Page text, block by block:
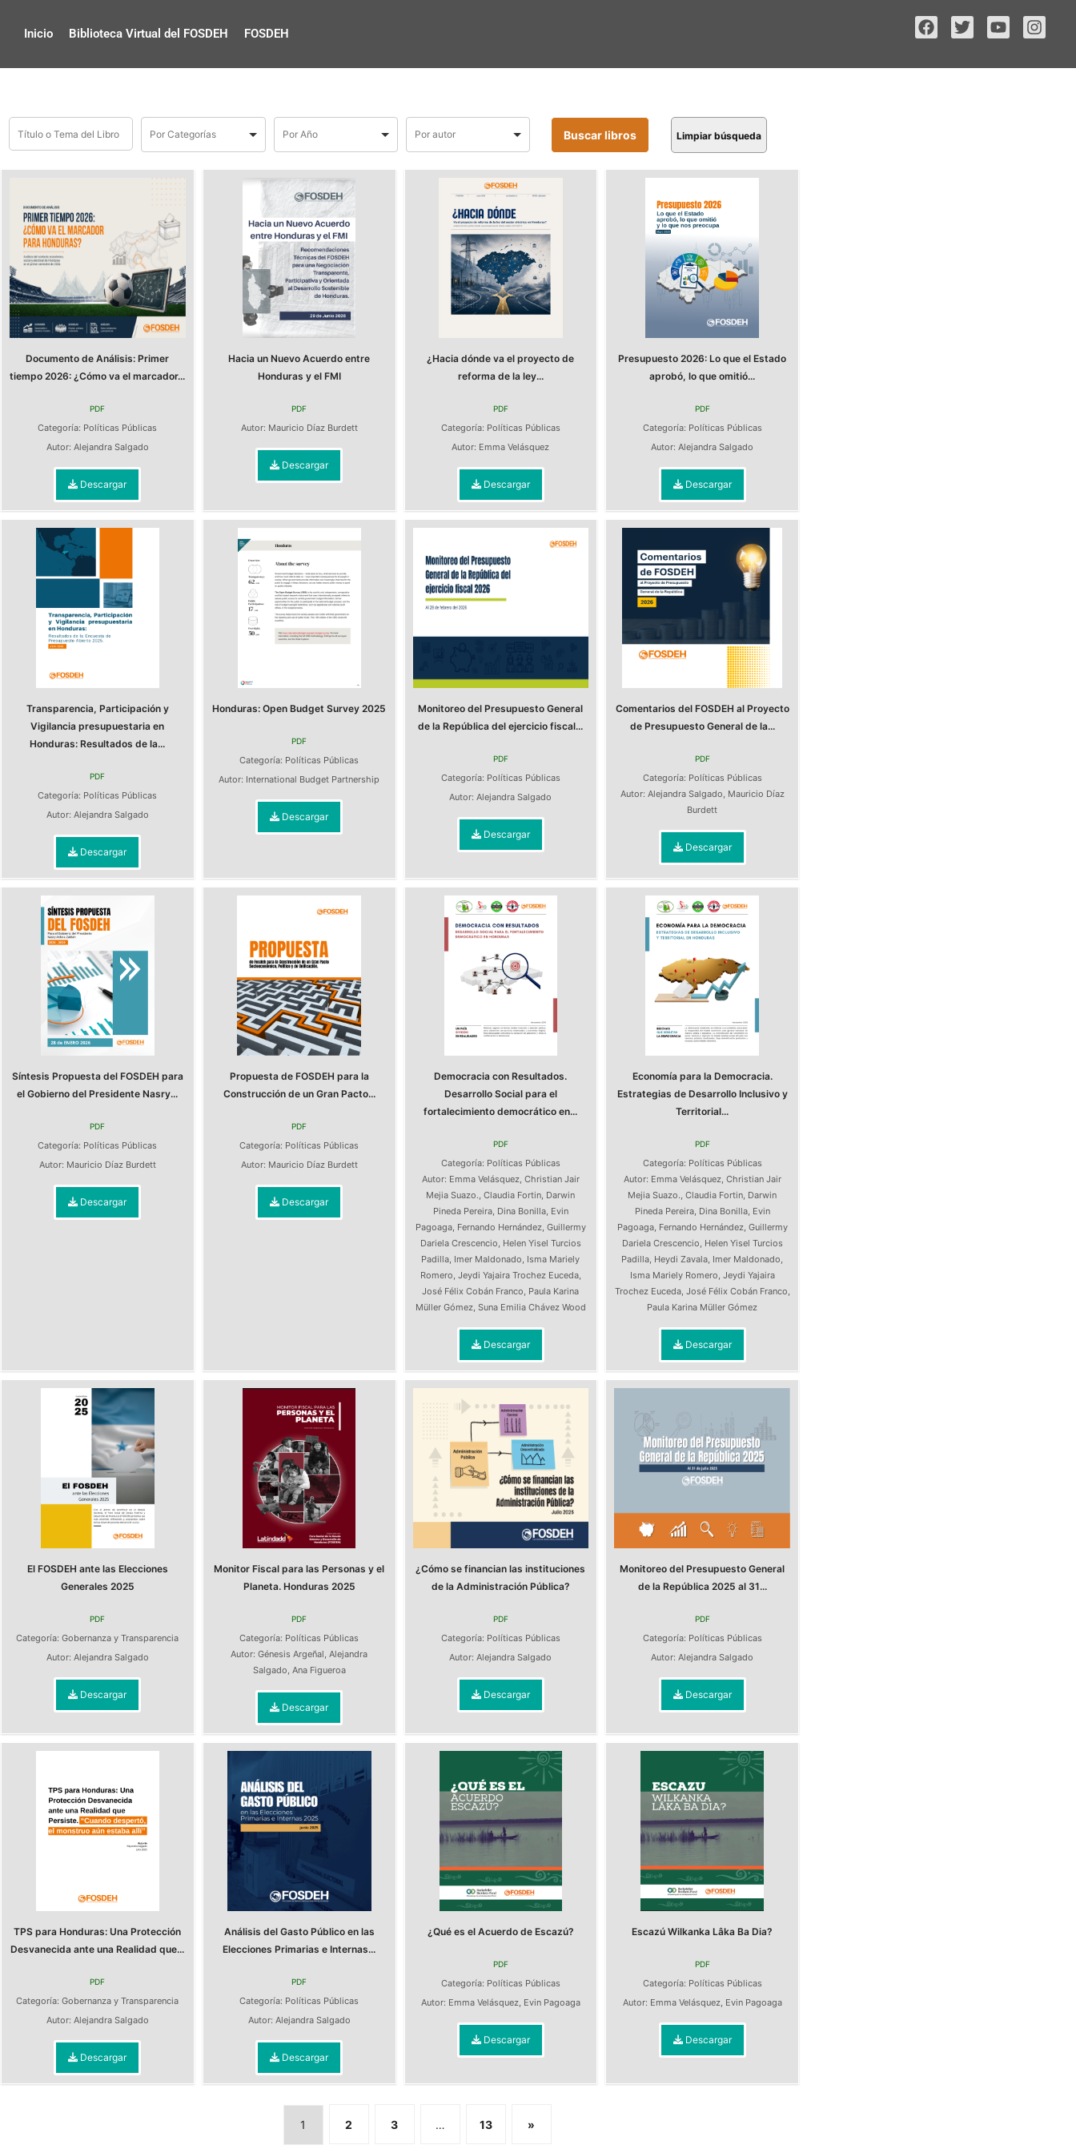
Inicio Biblioteca Virtual del FOSDEH FOSDEH
Limpiar búsqueda
Documento de Análisis: Primer
tiempo 2026: ¿Cómo va el marcador...
PDF
Categoría: Políticas Públicas
Autor: Alejandra Salgado
Descargar
Hacia un Nuevo Acuerdo entre
Honduras y el FMI
PDF
Autor: Mauricio Díaz Burdett
Descargar
¿Hacia dónde va el proyecto de
reforma de la ley...
PDF
Categoría: Políticas Públicas
Autor: Emma Velásquez
Descargar
Presupuesto 2026: Lo que el Estado
aprobó, lo que omitió...
PDF
Categoría: Políticas Públicas
Autor:Alejandra Salgado
Descargar
Transparencia, Participación y
Vigilancia presupuestaria en
Honduras: Resultados de la...
PDF
Categoría: Políticas Públicas
Autor: Alejandra Salgado
Descargar
Honduras: Open Budget Survey 2025
PDF
Categoría: Políticas Públicas
Autor: International Budget Partnership
Descargar
Monitoreo del Presupuesto General
de la República del ejercicio fiscal...
PDF
Categoría: Políticas Públicas
Autor:Alejandra Salgado
Descargar
Comentarios del FOSDEH al Proyecto
de Presupuesto General de la...
PDF
Categoría: Políticas Públicas
Autor: Alejandra Salgado, Mauricio Díaz
Burdett
Descargar
Síntesis Propuesta del FOSDEH para
el Gobierno del Presidente Nasry...
PDF
Categoría: Políticas Públicas
Autor: Mauricio Díaz Burdett
Descargar
Propuesta de FOSDEH para la
Construcción de un Gran Pacto...
PDF
Categoría: Políticas Públicas
Autor: Mauricio Díaz Burdett
Descargar
Democracia con Resultados.
Desarrollo Social para el
fortalecimiento democrático en...
PDF
Categoría: Políticas Públicas
Autor: Emma Velásquez, Christian Jair
Mejia Suazo.,Claudia Fortin, Darwin
Pineda Pereira, Dina Bonilla, Evin
Pagoaga, Fernando Hernández, Guillermy
Dariela Crescencio, Helen Yisel Turcios
Padilla, Imer Maldonado, Isma Mariely
Romero, Jeydi Yajaira Trochez Euceda,
José Félix Cobán Franco, Paula Karina
Müller Gómez, Suna Emilia Chávez Wood
Descargar
Economía para la Democracia.
Estrategias de Desarrollo Inclusivo y
Territorial...
PDF
Categoría: Políticas Públicas
Autor: Emma Velásquez, Christian Jair
Mejia Suazo.,Claudia Fortin, Darwin
Pineda Pereira, Dina Bonilla, Evin
Pagoaga, Fernando Hernández, Guillermy
Dariela Crescencio, Helen Yisel Turcios
Padilla, Heydi Zavala, Imer Maldonado,
Isma Mariely Romero, Jeydi Yajaira
Trochez Euceda, José Félix Cobán Franco,
Paula Karina Müller Gómez
Descargar
El FOSDEH ante las Elecciones
Generales 2025
PDF
Categoría:Gobernanza y Transparencia
Autor: Alejandra Salgado
Descargar
Monitor Fiscal para las Personas y el
Planeta. Honduras 2025
PDF
Categoría: Políticas Públicas
Autor:Génesis Argeñal,Alejandra
Salgado, Ana Figueroa
Descargar
¿Cómo se financian las instituciones
de la Administración Pública?
PDF
Categoría: Políticas Públicas
Autor:Alejandra Salgado
Descargar
Monitoreo del Presupuesto General
de la República 2025 al 31...
PDF
Categoría: Políticas Públicas
Autor:Alejandra Salgado
Descargar
TPS para Honduras: Una Protección
Desvanecida ante una Realidad que...
PDF
Categoría:Gobernanza y Transparencia
Autor: Alejandra Salgado
Descargar
Análisis del Gasto Público en las
Elecciones Primarias e Internas...
PDF
Categoría: Políticas Públicas
Autor: Alejandra Salgado
Descargar
¿Qué es el Acuerdo de Escazú?
PDF
Categoría: Políticas Públicas
Autor: Emma Velásquez, Evin Pagoaga
Descargar
Escazú Wilkanka Lâka Ba Dia?
PDF
Categoría: Políticas Públicas
Autor: Emma Velásquez, Evin Pagoaga
Descargar
1 2 3 … 13 »